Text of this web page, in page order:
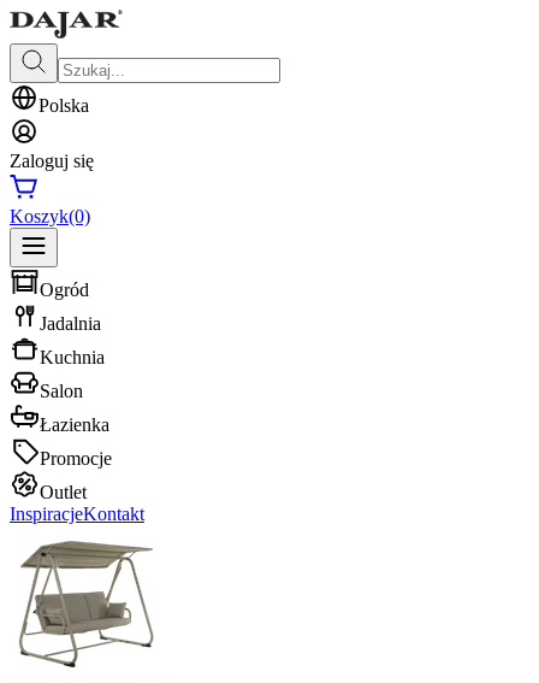
Polska
Zaloguj się
Koszyk(0)
Ogród
Jadalnia
Kuchnia
Salon
Łazienka
Promocje
Outlet
InspiracjeKontakt